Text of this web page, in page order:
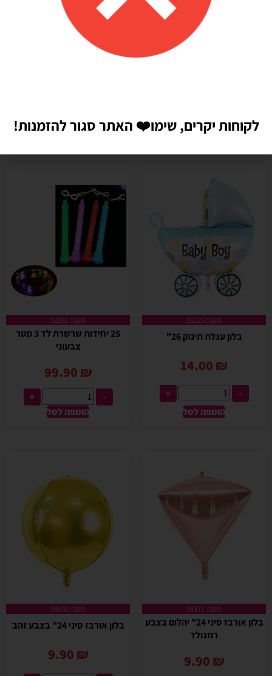
מוצרים קשורים
מקט: 55125
בלון עגלת תינוק 26"
14.00 ₪
-
+
הוספה לסל
מקט: 52581
25 יחידות שרשרת לד 3 מטר
צבעוני
99.90 ₪
-
+
הוספה לסל
מקט: 54371
בלון אורבז סיני 24" יהלום בצבע
רוזגולד
9.90 ₪
מקט: 54630
בלון אורבז סיני 24" בצבע זהב
9.90 ₪
לקוחות יקרים, שימו❤️ האתר סגור להזמנות!